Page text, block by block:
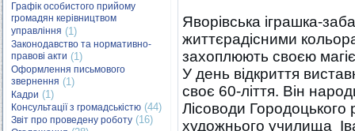
Графік особистого прийому
громадян керівництвом
управління (1)
Законодавство та нормативно-
правові акти (1)
Оформлення письмового
звернення (1)
Кадри (1)
Консультації з громадськістю (44)
Звіт про проведену роботу (16)
Яворівська іграшка-
життєрадісними
захоплюють своєю
У день відкриття
своє 60-ліття. Він
Лісоводи Городоцького
художнього училища